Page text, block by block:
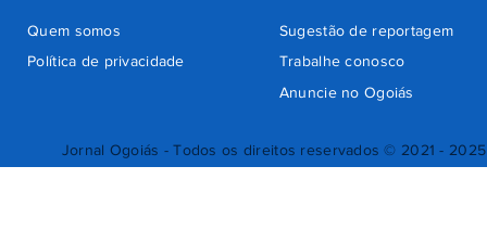
Jornal Ogoiás - Todos os direitos reservados © 2021 - 2025
Quem somos
Sugestão de reportagem
Trabalhe conosco
Política de privacidade
Anuncie no Ogoiás